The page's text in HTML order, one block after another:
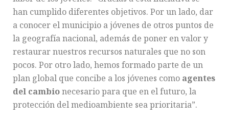
han cumplido diferentes objetivos. Por un lado, dar
a conocer el municipio a jóvenes de otros puntos de
la geografía nacional, además de poner en valor y
restaurar nuestros recursos naturales que no son
pocos. Por otro lado, hemos formado parte de un
plan global que concibe a los jóvenes como agentes
del cambionecesario para que en el futuro, la
protección del medioambiente sea prioritaria”.